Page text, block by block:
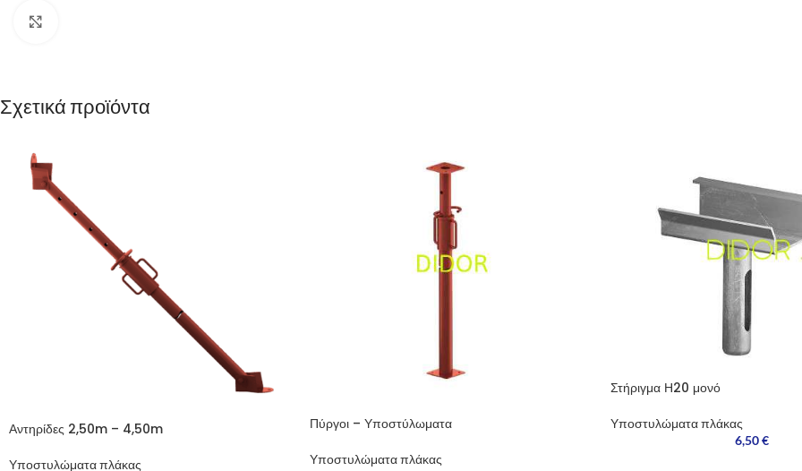
Σχετικά προϊόντα
Αντηρίδες 2,50m – 4,50m
Υποστυλώματα πλάκας
Πύργοι – Υποστύλωματα
Υποστυλώματα πλάκας
Στήριγμα Η20 μονό
Υποστυλώματα πλάκας
6,50€